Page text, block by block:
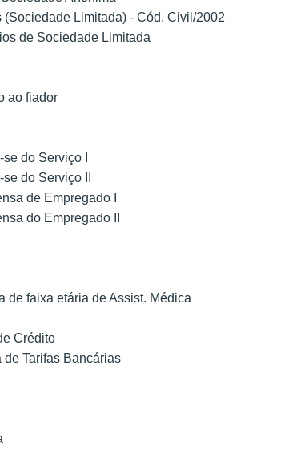
Limitada) - Cód. Civil/2002
de Sociedade Limitada
ao fiador
do Serviço I
do Serviço II
de Empregado I
do Empregado II
de faixa etária de Assist. Médica
Crédito
Tarifas Bancárias